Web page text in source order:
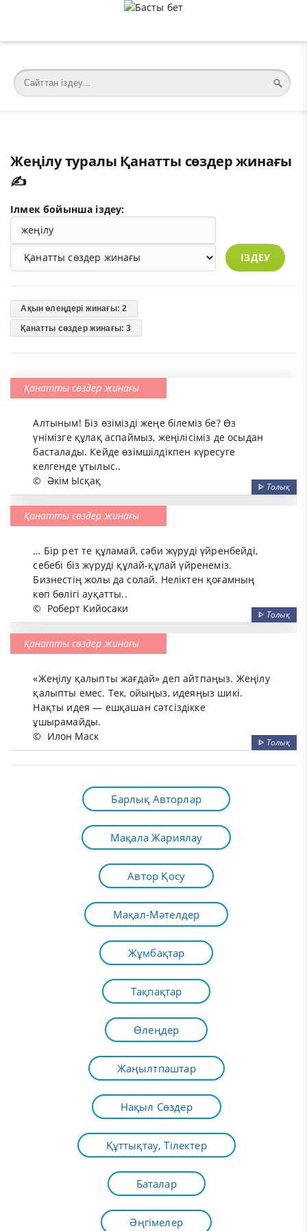
Жеңілу туралы Қанатты сөздер жинағы
✍️
Ілмек бойынша іздеу:
ІЗДЕУ
Ақын өлеңдері жинағы: 2
Қанатты сөздер жинағы: 3
Қанатты сөздер жинағы
Алтыным! Біз өзімізді жеңе білеміз бе? Өз
үнімізге құлақ аспаймыз, жеңілісіміз де осыдан
басталады. Кейде өзімшілдікпен күресуге
келгенде ұтылыс..
© Әкім Ысқақ ᐈ Толық
Қанатты сөздер жинағы
… Бір рет те құламай, сәби жүруді үйренбейді,
себебі біз жүруді құлай-құлай үйренеміз.
Бизнестің жолы да солай. Неліктен қоғамның
көп бөлігі ауқатты..
© Роберт Кийосаки ᐈ Толық
Қанатты сөздер жинағы
«Жеңілу қалыпты жағдай» деп айтпаңыз. Жеңілу
қалыпты емес. Тек, ойыңыз, идеяңыз шикі.
Нақты идея — ешқашан сәтсіздікке
ұшырамайды.
© Илон Маск ᐈ Толық
Барлық Авторлар
Мақала Жариялау
Автор Қосу
Мақал-Мәтелдер
Жұмбақтар
Тақпақтар
Өлеңдер
Жаңылтпаштар
Нақыл Сөздер
Құттықтау, Тілектер
Баталар
Әңгімелер